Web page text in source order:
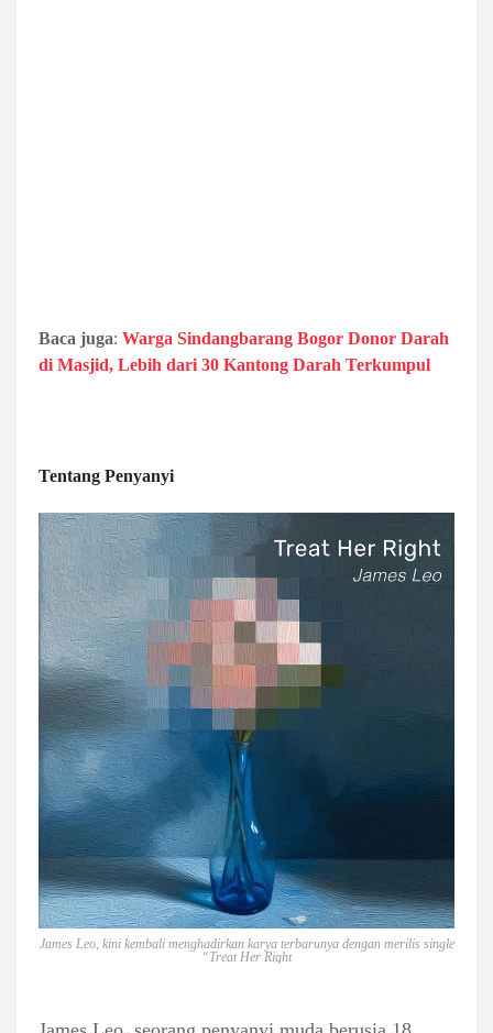
Baca juga: Warga Sindangbarang Bogor Donor Darah
di Masjid, Lebih dari 30 Kantong Darah Terkumpul
Tentang Penyanyi
James Leo, kini kembali menghadirkan karya terbarunya dengan merilis single
“Treat Her Right